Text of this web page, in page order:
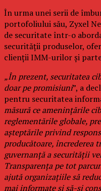
În urma unei serii de
portofoliului său, Zyxel
de securitate într-o
securității produselor,
clienții IMM-urilor și
„În prezent, securitatea
doar pe promisiuni”, a
pentru securitatea
măsură ce amenințările
reglementările globale,
așteptările privind
producătoare, încrederea
guvernanță a securității
Transparența pe tot
ajută organizațiile să
mai informate și să-și